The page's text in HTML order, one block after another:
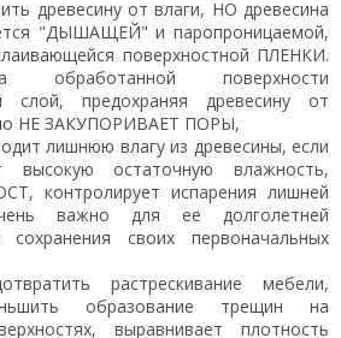
древесину от влаги, НО древесина
"ДЫШАЩЕЙ" и паропроницаемой,
поверхностной ПЛЕНКИ.
обработанной поверхности
слой, предохраняя древесину от
НЕ ЗАКУПОРИВАЕТ ПОРЫ,
лишнюю влагу из древесины, если
высокую остаточную влажность,
контролирует испарения лишней
важно для ее долголетней
сохранения своих первоначальных
растрескивание мебели,
образование трещин на
выравнивает плотность